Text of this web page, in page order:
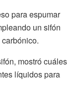
para espumar
un sifón
mostró cuáles
líquidos para